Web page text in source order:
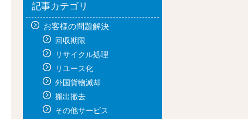
記事カテゴリ
お客様の問題解決
回収期限
リサイクル処理
リユース化
外国貨物滅却
搬出撤去
その他サービス